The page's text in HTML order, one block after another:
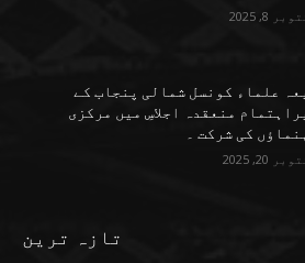
8, 2025
علماء کونسل شمالی پنجاب کے
منعقدہ اجلاسِ میں مرکزی
کی شرکت ۔
20, 2025
تازہ ترین